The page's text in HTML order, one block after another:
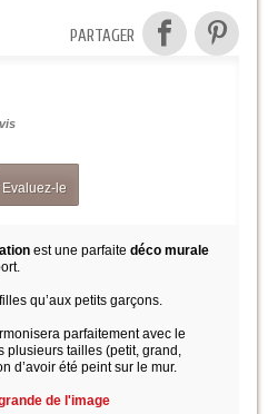
PARTAGER
le
est une parfaite déco murale
qu’aux petits garçons.
parfaitement avec le
plusieurs tailles (petit, grand,
d’avoir été peint sur le mur.
de l'image